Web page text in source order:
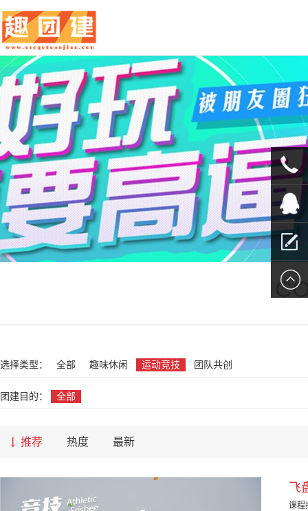
选择类型： 全部 趣味休闲 运动竞技 团队共创
团建目的： 全部
推荐 热度 最新
课程
010-
QQ客服
留言报